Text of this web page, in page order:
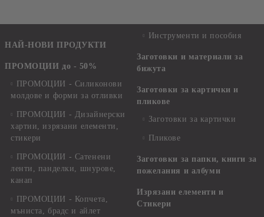
НАЙ-НОВИ ПРОДУКТИ
ПРОМОЦИИ до - 50%
ПРОМОЦИИ - Силиконови
молдове и форми за отливки
ПРОМОЦИИ - Дизайнерски
хартии, изрязани елементи,
стикери
ПРОМОЦИИ - Сатенени
ленти, панделки, шнурове,
канап
ПРОМОЦИИ - Копчета,
мъниста, брадс и айлет
Инструменти и пособия
Заготовки и материали за
бижута
Заготовки за картички и
пликове
Заготовки за картички
Пликове
Заготовки за папки, книги за
пожелания и албуми
Изрязани елементи и
Стикери